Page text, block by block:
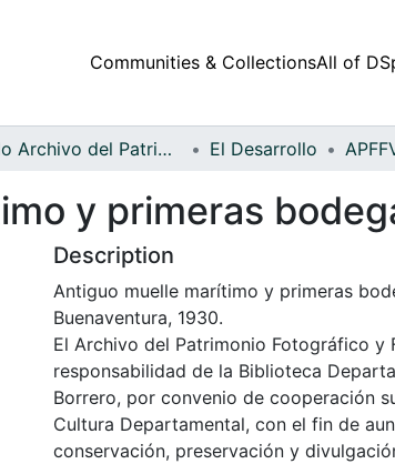
Communities & CollectionsAll of
Fondo Archivo del Patrimonio Fotográfico y Fílmico del Valle del Cauca El Desarrollo
y primeras
Description
Antiguo muelle marítimo y primeras
Buenaventura, 1930.
El Archivo del Patrimonio Fotográfico y
responsabilidad de la Biblioteca
Borrero, por convenio de cooperación
Cultura Departamental, con el fin de
conservación, preservación y